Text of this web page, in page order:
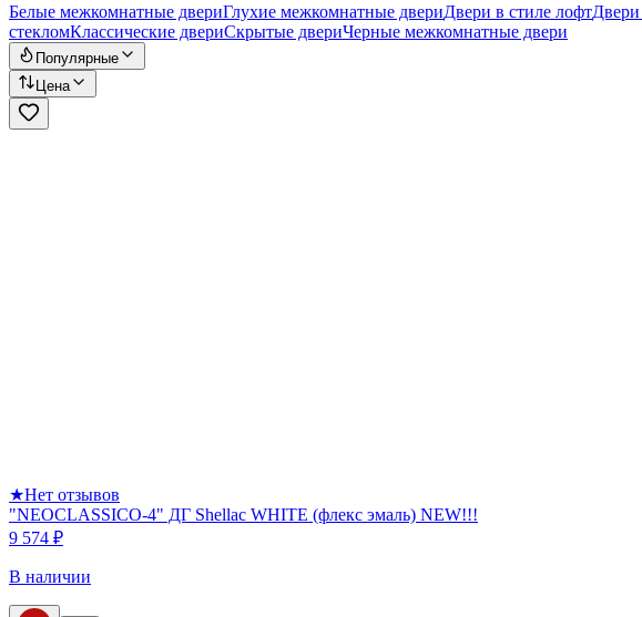
Белые межкомнатные двериГлухие межкомнатные двериДвери в стиле лофтДвери
стекломКлассические двериСкрытые двериЧерные межкомнатные двери
Популярные
Цена
★Нет отзывов
"NEOCLASSICO-4" ДГ Shellac WHITE (флекс эмаль) NEW!!!
9 574 ₽
В наличии